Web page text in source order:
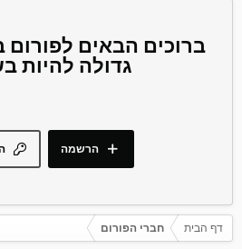
פורום
גדולה להיות
הרשמה
דף הבית חברי הפורום